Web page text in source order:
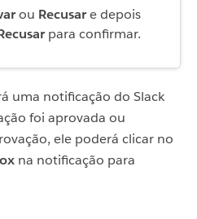
ou Recusare depois
para confirmar.
uma notificação do Slack
foi aprovada ou
ele poderá clicar no
na notificação para